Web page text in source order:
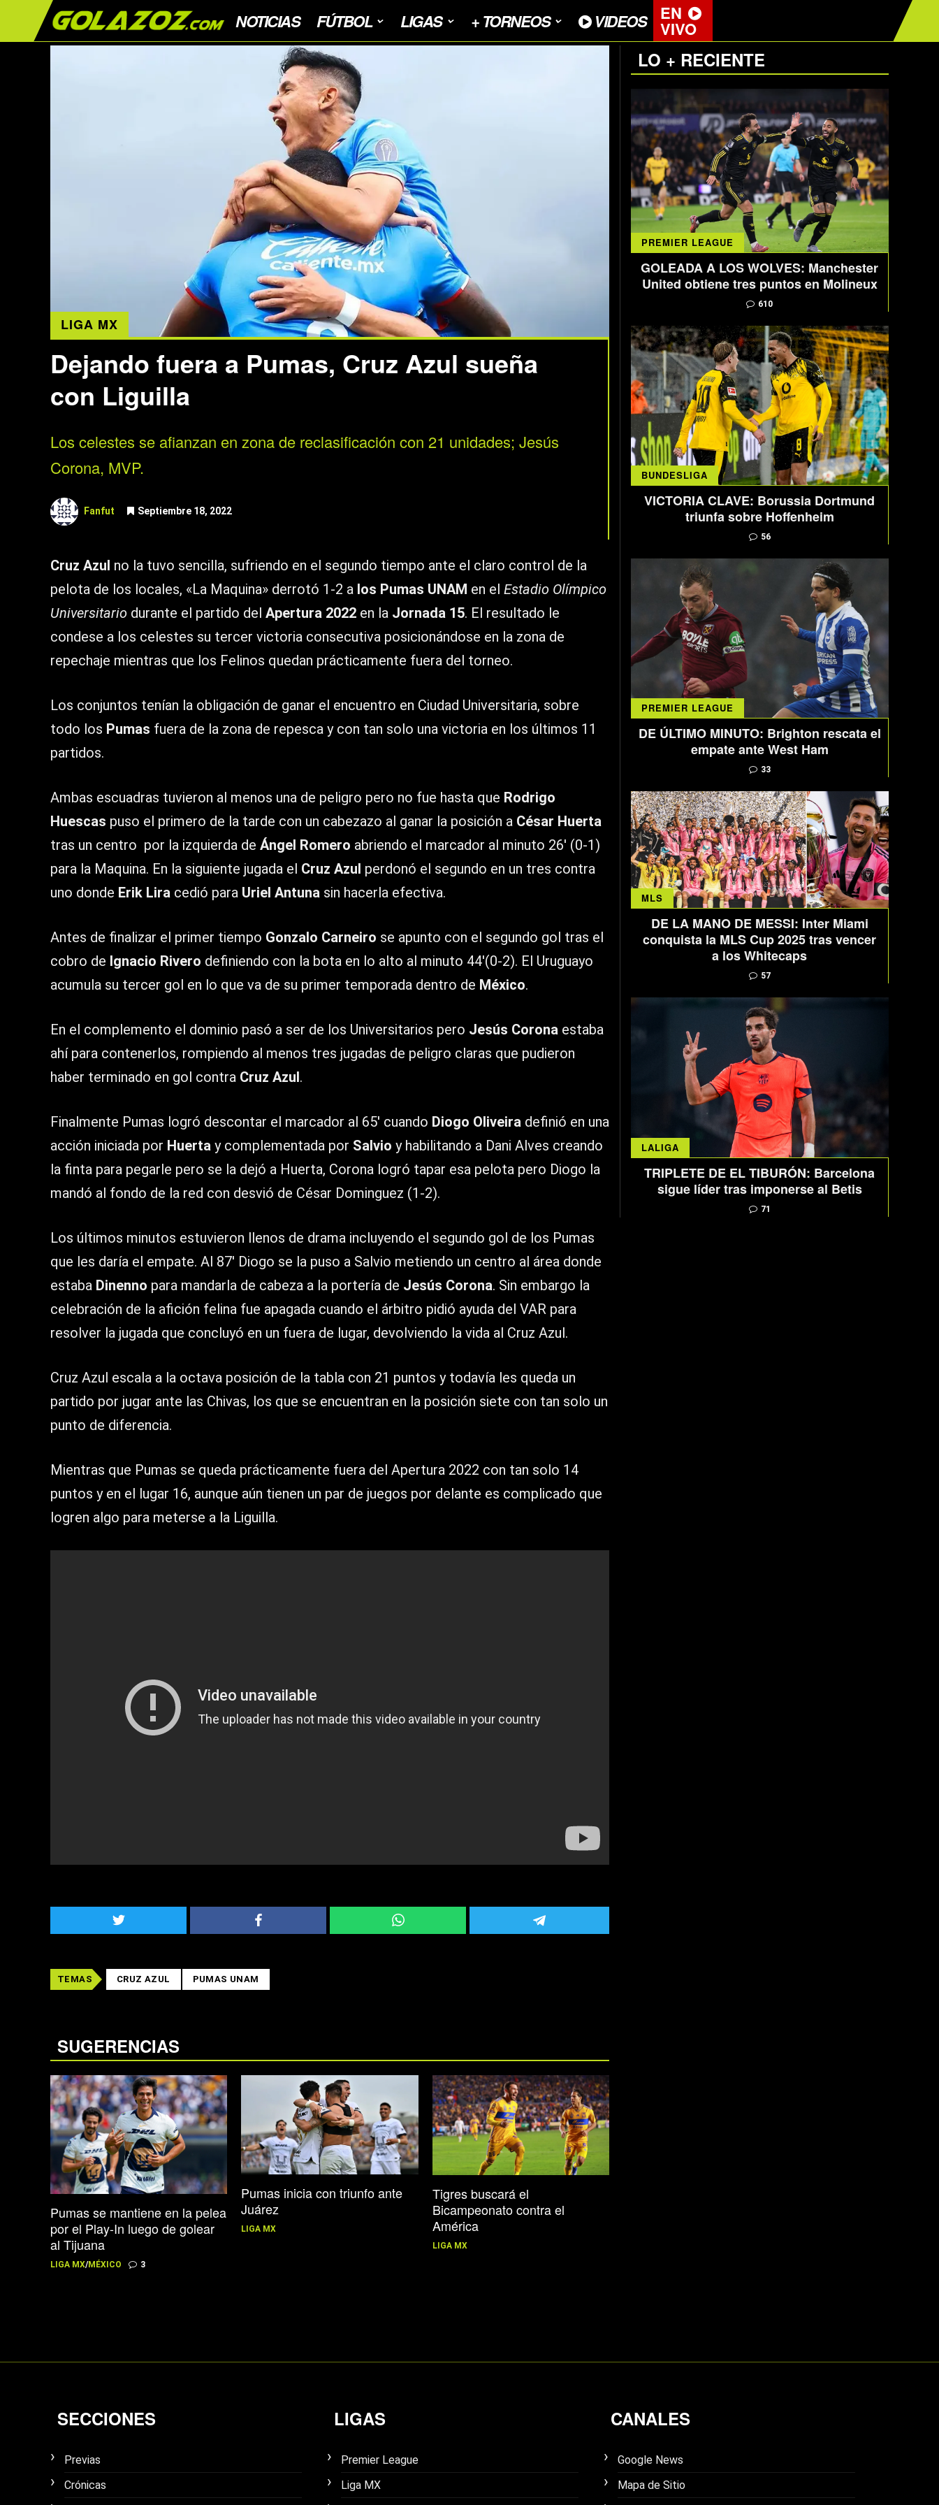
NOTICIAS FÚTBOL LIGAS + TORNEOS VIDEOS EN
VIVO
LIGA MX
Dejando fuera a Pumas, Cruz Azul sueña
con Liguilla
Los celestes se afianzan en zona de reclasificación con 21 unidades; Jesús
Corona, MVP.
Fanfut Septiembre 18, 2022
Cruz Azul no la tuvo sencilla, sufriendo en el segundo tiempo ante el claro control de la
pelota de los locales, «La Maquina» derrotó 1-2 a los Pumas UNAM en el Estadio Olímpico
Universitario durante el partido del Apertura 2022 en la Jornada 15. El resultado le
condese a los celestes su tercer victoria consecutiva posicionándose en la zona de
repechaje mientras que los Felinos quedan prácticamente fuera del torneo.
Los conjuntos tenían la obligación de ganar el encuentro en Ciudad Universitaria, sobre
todo los Pumas fuera de la zona de repesca y con tan solo una victoria en los últimos 11
partidos.
Ambas escuadras tuvieron al menos una de peligro pero no fue hasta que Rodrigo
Huescas puso el primero de la tarde con un cabezazo al ganar la posición a César Huerta
tras un centro por la izquierda de Ángel Romero abriendo el marcador al minuto 26′ (0-1)
para la Maquina. En la siguiente jugada el Cruz Azul perdonó el segundo en un tres contra
uno donde Erik Lira cedió para Uriel Antuna sin hacerla efectiva.
Antes de finalizar el primer tiempo Gonzalo Carneiro se apunto con el segundo gol tras el
cobro de Ignacio Rivero definiendo con la bota en lo alto al minuto 44′(0-2). El Uruguayo
acumula su tercer gol en lo que va de su primer temporada dentro de México.
En el complemento el dominio pasó a ser de los Universitarios pero Jesús Corona estaba
ahí para contenerlos, rompiendo al menos tres jugadas de peligro claras que pudieron
haber terminado en gol contra Cruz Azul.
Finalmente Pumas logró descontar el marcador al 65′ cuando Diogo Oliveira definió en una
acción iniciada por Huerta y complementada por Salvio y habilitando a Dani Alves creando
la finta para pegarle pero se la dejó a Huerta, Corona logró tapar esa pelota pero Diogo la
mandó al fondo de la red con desvió de César Dominguez (1-2).
Los últimos minutos estuvieron llenos de drama incluyendo el segundo gol de los Pumas
que les daría el empate. Al 87′ Diogo se la puso a Salvio metiendo un centro al área donde
estaba Dinenno para mandarla de cabeza a la portería de Jesús Corona. Sin embargo la
celebración de la afición felina fue apagada cuando el árbitro pidió ayuda del VAR para
resolver la jugada que concluyó en un fuera de lugar, devolviendo la vida al Cruz Azul.
Cruz Azul escala a la octava posición de la tabla con 21 puntos y todavía les queda un
partido por jugar ante las Chivas, los que se encuentran en la posición siete con tan solo un
punto de diferencia.
Mientras que Pumas se queda prácticamente fuera del Apertura 2022 con tan solo 14
puntos y en el lugar 16, aunque aún tienen un par de juegos por delante es complicado que
logren algo para meterse a la Liguilla.
TEMAS CRUZ AZUL PUMAS UNAM
SUGERENCIAS
Pumas se mantiene en la pelea
por el Play-In luego de golear
al Tijuana
LIGA MX/MÉXICO 3
Pumas inicia con triunfo ante
Juárez
LIGA MX
Tigres buscará el
Bicampeonato contra el
América
LIGA MX
LO + RECIENTE
PREMIER LEAGUE
GOLEADA A LOS WOLVES: Manchester
United obtiene tres puntos en Molineux
610
BUNDESLIGA
VICTORIA CLAVE: Borussia Dortmund
triunfa sobre Hoffenheim
56
PREMIER LEAGUE
DE ÚLTIMO MINUTO: Brighton rescata el
empate ante West Ham
33
MLS
DE LA MANO DE MESSI: Inter Miami
conquista la MLS Cup 2025 tras vencer
a los Whitecaps
57
LALIGA
TRIPLETE DE EL TIBURÓN: Barcelona
sigue líder tras imponerse al Betis
71
SECCIONES
Previas
Crónicas
LIGAS
Premier League
Liga MX
CANALES
Google News
Mapa de Sitio